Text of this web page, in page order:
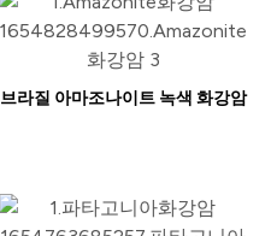
브라질 아마조나이트 녹색 화강암